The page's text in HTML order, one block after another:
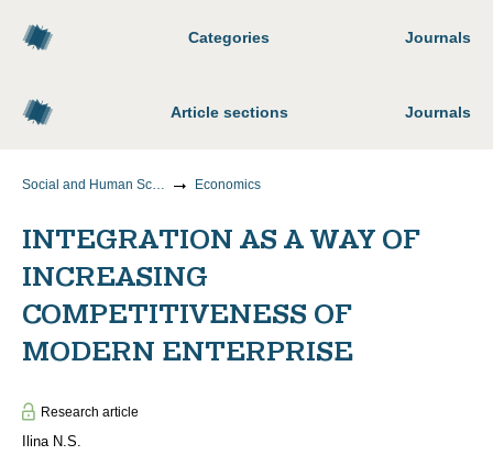
Categories Journals
Article sections Journals
Social and Human Sciences Economics
INTEGRATION AS A WAY OF
INCREASING
COMPETITIVENESS OF
MODERN ENTERPRISE
Research article
Ilina N.S.